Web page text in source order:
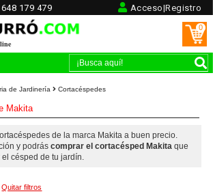
648 179 479 Acceso|Registro
0
de Jardinería Cortacéspedes
Makita
de la marca Makita a buen precio.
y podrás comprar el cortacésped Makitaque
césped de tu jardín.
Quitar filtros